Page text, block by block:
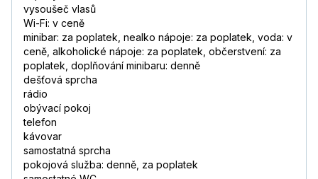
vysoušeč vlasů
Wi-Fi: v ceně
minibar: za poplatek, nealko nápoje: za poplatek, voda: v
ceně, alkoholické nápoje: za poplatek, občerstvení: za
poplatek, doplňování minibaru: denně
dešťová sprcha
rádio
obývací pokoj
telefon
kávovar
samostatná sprcha
pokojová služba: denně, za poplatek